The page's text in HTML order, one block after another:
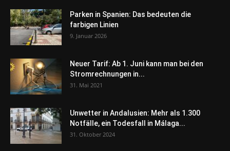
Parken in Spanien: Das bedeuten die
farbigen Linien
9. Januar 2026
Neuer Tarif: Ab 1. Juni kann man bei den
Stromrechnungen in...
31. Mai 2021
Unwetter in Andalusien: Mehr als 1.300
Notfälle, ein Todesfall in Málaga...
31. Oktober 2024